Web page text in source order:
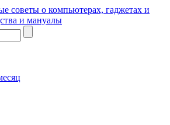
советы о компьютерах, гаджетах и
и мануалы